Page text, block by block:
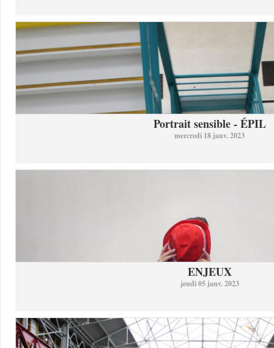
Portrait sensible - ÉPIL
mercredi 18 janv. 2023
ENJEUX
jeudi 05 janv. 2023